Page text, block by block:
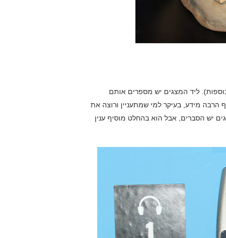
(15 ש"ח, בעברית ובשפות נוספות). ליד המצגים יש מספרים אותם
מידע, בעיקר למי שמתעניין ורוצה את
יש הסברים, אבל הוא בהחלט מוסיף ענין